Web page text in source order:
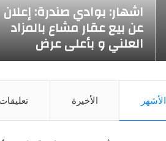
اشهار: بوادي صندرة: إعلان
عن بيع عقار مشاع بالمزاد
العلني و بأعلى عرض
الأشهر الأخيرة تعليقات